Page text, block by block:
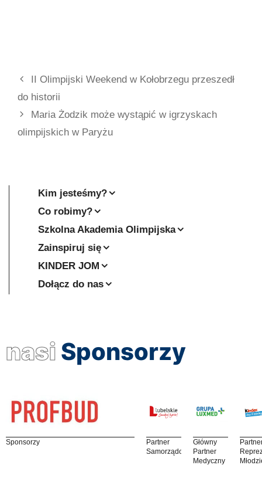
II Olimpijski Weekend w Kołobrzegu przeszedł
do historii
Maria Żodzik może wystąpić w igrzyskach
olimpijskich w Paryżu
Kim jesteśmy?
Co robimy?
Szkolna Akademia Olimpijska
Zainspiruj się
KINDER JOM
Dołącz do nas
nasi Sponsorzy
Sponsorzy
Partner
Samorządowy
Główny
Partner
Medyczny